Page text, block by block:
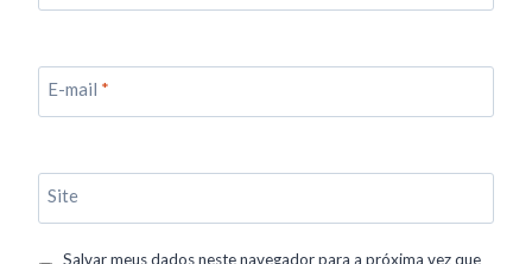
E-mail *
Site
Salvar meus dados neste navegador para a próxima vez que